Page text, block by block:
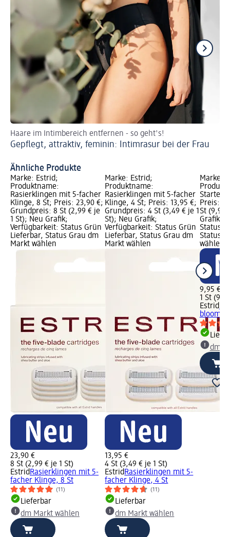
Haare im Intimbereich entfernen - so geht's!
Gepflegt, attraktiv, feminin: Intimrasur bei der Frau
Ähnliche Produkte
Marke: Estrid;
Produktname:
Rasierklingen mit 5-facher
Klinge, 8 St; Preis: 23,90 €;
Grundpreis: 8 St (2,99 € je
1 St); Neu Grafik;
Verfügbarkeit: Status Grün
Lieferbar, Status Grau dm
Markt wählen
23,90 €
8 St (2,99 € je 1 St)
EstridRasierklingen mit 5-
facher Klinge, 8 St
(11)
Lieferbar
dm Markt wählen
Marke: Estrid;
Produktname:
Rasierklingen mit 5-facher
Klinge, 4 St; Preis: 13,95 €;
Grundpreis: 4 St (3,49 € je 1
St); Neu Grafik;
Verfügbarkeit: Status Grün
Lieferbar, Status Grau dm
Markt wählen
13,95 €
4 St (3,49 € je 1 St)
EstridRasierklingen mit 5-
facher Klinge, 4 St
(11)
Lieferbar
dm Markt wählen
Marke:
Starter
Preis:
St (9,95
Grafik;
Status
Status
wählen
9,95 €
1 St
Estrid
bloom, 1
dm